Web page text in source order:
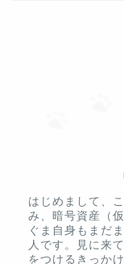
はじめまして、
み、暗号資産（
ぐま自身もまだ
人です。見に来
をつけるきっか